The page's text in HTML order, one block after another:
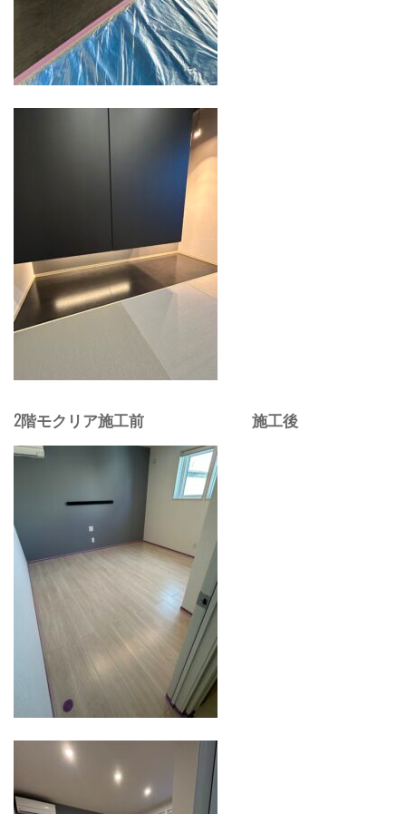
2階モクリア施工前 施工後